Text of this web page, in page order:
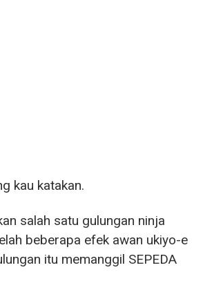
kau katakan.
salah satu gulungan ninja
beberapa efek awan ukiyo-e
itu memanggil SEPEDA